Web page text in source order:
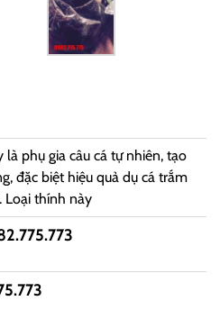
phụ gia câu cá tự nhiên, tạo
đặc biệt hiệu quả dụ cá trắm
Loại thính này